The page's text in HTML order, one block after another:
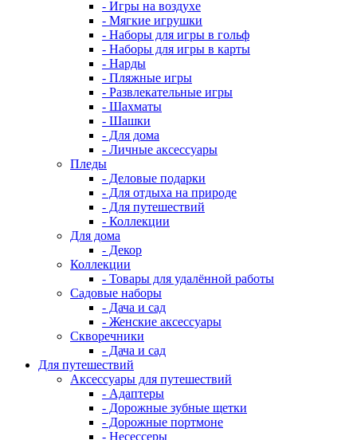
- Игры на воздухе
- Мягкие игрушки
- Наборы для игры в гольф
- Наборы для игры в карты
- Нарды
- Пляжные игры
- Развлекательные игры
- Шахматы
- Шашки
- Для дома
- Личные аксессуары
Пледы
- Деловые подарки
- Для отдыха на природе
- Для путешествий
- Коллекции
Для дома
- Декор
Коллекции
- Товары для удалённой работы
Садовые наборы
- Дача и сад
- Женские аксессуары
Скворечники
- Дача и сад
Для путешествий
Аксессуары для путешествий
- Адаптеры
- Дорожные зубные щетки
- Дорожные портмоне
- Несессеры